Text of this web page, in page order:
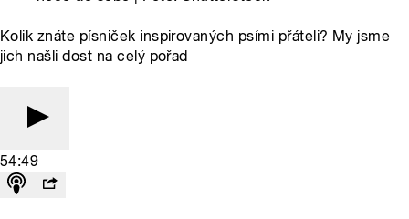
Kolik znáte písniček inspirovaných psími přáteli? My jsme
jich našli dost na celý pořad
54:49